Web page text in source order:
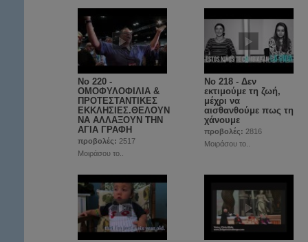
Νο 220 -
ΟΜΟΦΥΛΟΦΙΛΙΑ &
ΠΡΟΤΕΣΤΑΝΤΙΚΕΣ
ΕΚΚΛΗΣΙΕΣ.ΘΕΛΟΥΝ
ΝΑ ΑΛΛΑΞΟΥΝ ΤΗΝ
ΑΓΙΑ ΓΡΑΦΗ
προβολές: 2517
Μοιράσου το..
Νο 218 - Δεν
εκτιμούμε τη ζωή,
μέχρι να
αισθανθούμε πως τη
χάνουμε
προβολές: 2816
Μοιράσου το..